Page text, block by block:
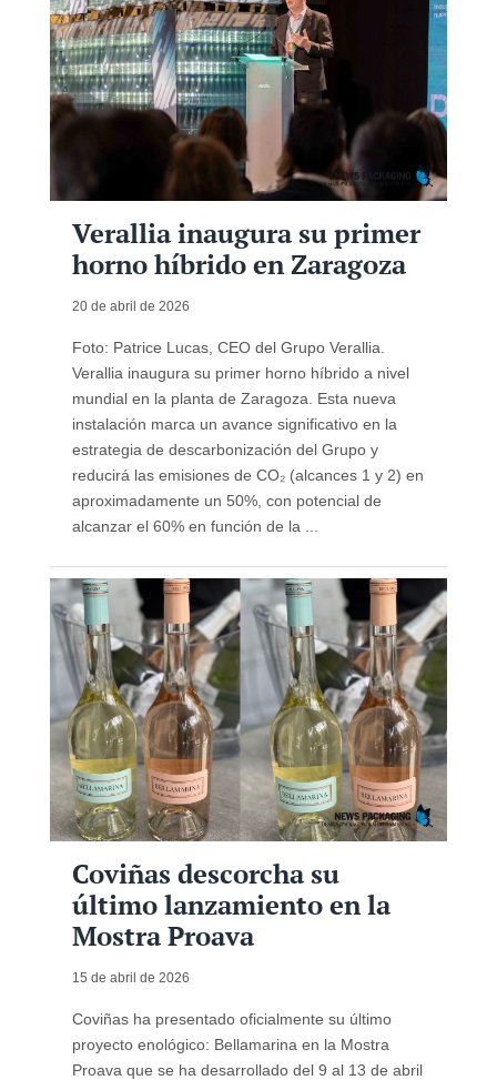
Verallia inaugura su primer
horno híbrido en Zaragoza
20 de abril de 2026
Foto: Patrice Lucas, CEO del Grupo Verallia.
Verallia inaugura su primer horno híbrido a nivel
mundial en la planta de Zaragoza. Esta nueva
instalación marca un avance significativo en la
estrategia de descarbonización del Grupo y
reducirá las emisiones de CO₂ (alcances 1 y 2) en
aproximadamente un 50%, con potencial de
alcanzar el 60% en función de la ...
Coviñas descorcha su
último lanzamiento en la
Mostra Proava
15 de abril de 2026
Coviñas ha presentado oficialmente su último
proyecto enológico: Bellamarina en la Mostra
Proava que se ha desarrollado del 9 al 13 de abril